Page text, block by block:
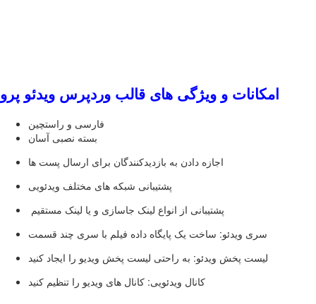
امکانات و ویژگی های قالب وردپرس ویدئو پرو
فارسی و راستچین
بسته نصبی آسان
اجازه دادن به بازدیدکنندگان برای ارسال پست ها
پشتیبانی شبکه های مختلف ویدئویی
پشتیبانی از انواع لینک جاسازی و یا لینک مستقیم
سری ویدئو: ساخت یک پایگاه داده فیلم با سری چند قسمت
لیست پخش ویدئو: به راحتی لیست پخش ویدیو را ایجاد کنید
کانال ویدئویی: کانال های ویدیو را تنظیم کنید